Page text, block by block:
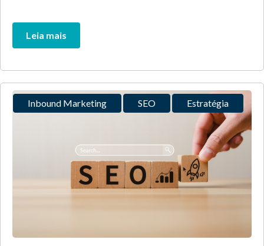
Leia mais
Inbound Marketing SEO Estratégia